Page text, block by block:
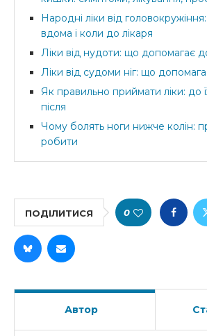
Народні ліки від
вдома і коли до лікаря
Ліки від нудоти: що допомагає
Ліки від судоми ніг: що
Як правильно приймати ліки: до
після
Чому болять ноги нижче колін:
робити
ПОДІЛИТИСЯ 0
Автор